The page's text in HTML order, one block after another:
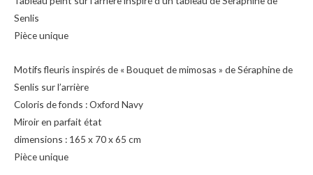
Senlis
Pièce unique
Motifs fleuris inspirés de « Bouquet de mimosas » de Séraphine de
Senlis sur l’arrière
Coloris de fonds : Oxford Navy
Miroir en parfait état
dimensions : 165 x 70 x 65 cm
Pièce unique